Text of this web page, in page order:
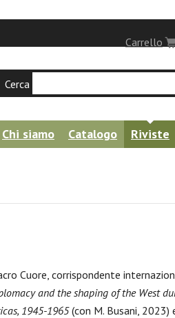
Carrello
Cerca
Chi siamo Catalogo Riviste
Cuore, corrispondente
and the shaping of the West
1945-1965(con M. Busani, 2023)